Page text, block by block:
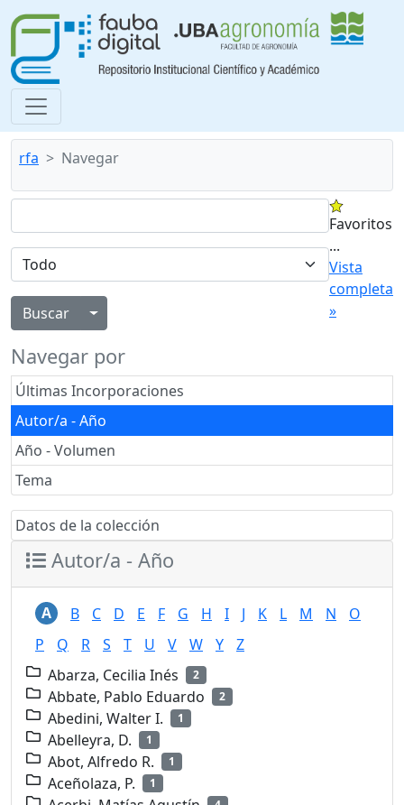
rfa Navegar
Alternar menú desplegable
Favoritos
...
Vista
completa
»
Navegar por
Últimas Incorporaciones
Autor/a - Año
Año - Volumen
Tema
Datos de la colección
Autor/a - Año
A B C D E F G H I J K L M N
O
P
Q R S T U V W Y
Z
Abarza, Cecilia Inés
2
Abbate, Pablo Eduardo 2
Abedini, Walter I. 1
Abelleyra, D. 1
Abot, Alfredo R. 1
Aceñolaza, P. 1